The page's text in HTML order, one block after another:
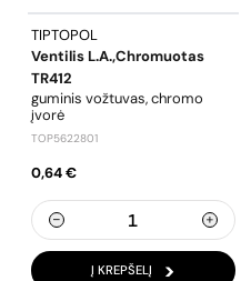
TIPTOPOL
Ventilis L.a.,chromuotas
TR412
guminis vožtuvas, chromo
įvorė
TOP5622801
0,64 €
Į KREPŠELĮ